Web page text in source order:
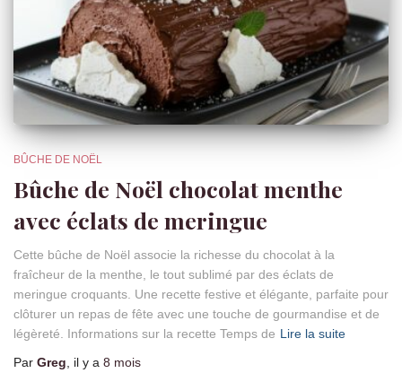
BÛCHE DE NOËL
Bûche de Noël chocolat menthe
avec éclats de meringue
Cette bûche de Noël associe la richesse du chocolat à la
fraîcheur de la menthe, le tout sublimé par des éclats de
meringue croquants. Une recette festive et élégante, parfaite pour
clôturer un repas de fête avec une touche de gourmandise et de
légèreté. Informations sur la recette Temps de Lire la suite
Par Greg, il y a 8 mois